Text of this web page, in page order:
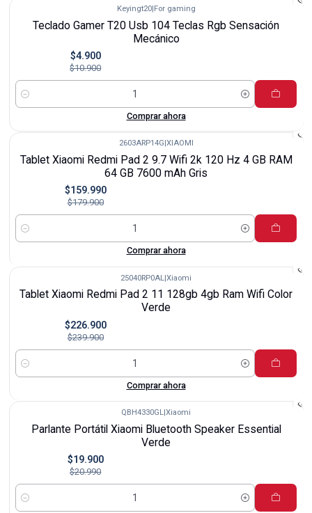
Keyingt20| For gaming
Teclado Gamer T20 Usb 104 Teclas Rgb Sensación
Mecánico
$4.900
$10.900
Cantidad
Comprar ahora
2603ARP14G XIAOMI
Tablet Xiaomi Redmi Pad 2 9.7 Wifi 2k 120 Hz 4 GB RAM
64 GB 7600 mAh Gris
$159.990
$179.900
Cantidad
Comprar ahora
25040RP0AL|Xiaomi
Tablet Xiaomi Redmi Pad 2 11 128gb 4gb Ram Wifi Color
Verde
$226.900
$239.900
Cantidad
Comprar ahora
QBH4330GL Xiaomi
Parlante Portátil Xiaomi Bluetooth Speaker Essential
Verde
$19.900
$20.990
Cantidad